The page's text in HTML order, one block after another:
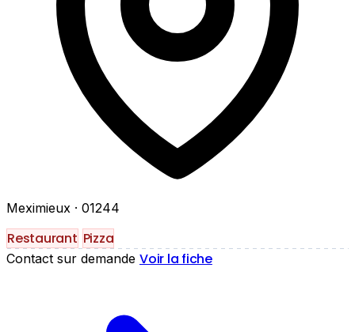
Meximieux · 01244
Restaurant Pizza
Contact sur demande Voir la fiche